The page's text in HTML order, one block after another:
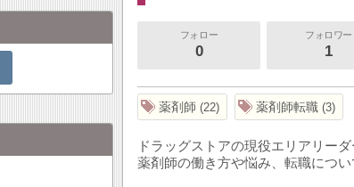
フォロー
0
フォロワー
1
薬剤師 22 薬剤師転職 3
ドラッグストアの現役エリアリー
薬剤師の働き方や悩み、転職につい